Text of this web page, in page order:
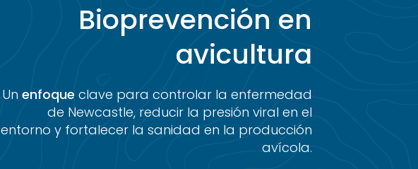
Bioprevención en
avicultura
Un enfoque clave para controlar la enfermedad
de Newcastle, reducir la presión viral en el
entorno y fortalecer la sanidad en la producción
avícola.